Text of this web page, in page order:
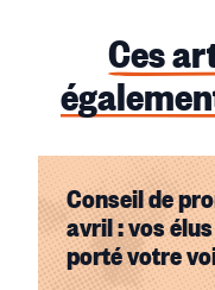
Ces
Conseil de
avril : vos
porté votre